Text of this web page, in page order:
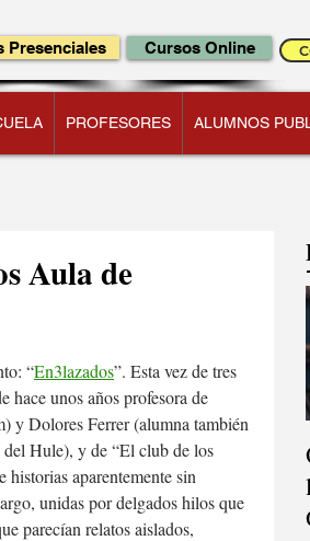
Presenciales Cursos Online
PROFESORES ALUMNOS
Aula de
“En3lazados”. Esta vez de tres
hace unos años profesora de
y Dolores Ferrer (alumna también
Hule), y de “El club de los
aparentemente sin
unidas por delgados hilos que
parecían relatos aislados,